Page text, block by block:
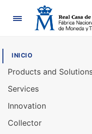
INICIO
Products and
Services
Innovation
Collector